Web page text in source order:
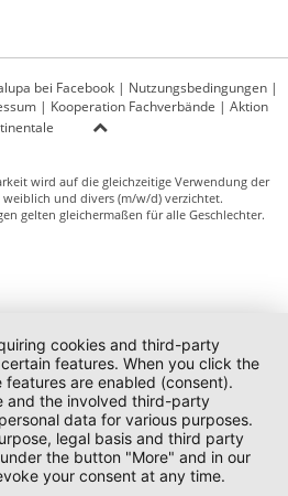
bei Facebook | Nutzungsbedingungen |
| Kooperation Fachverbände | Aktion
wird auf die gleichzeitige Verwendung der
und divers (m/w/d) verzichtet.
gelten gleichermaßen für alle Geschlechter.
cookies and third-party
features. When you click the
are enabled (consent).
and the involved third-party
data for various purposes.
legal basis and third party
the button "More" and in our
your consent at any time.